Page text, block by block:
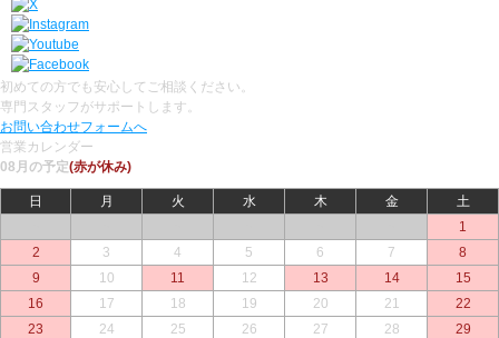
初めての方でも安心してご相談ください。
専門スタッフがサポートします。
お問い合わせフォームへ
営業カレンダー
08月の予定(赤が休み)
日 月 火 水 木 金
土
1
2
3 4 5 6 7
8
9
10 11 12 13 14
15
16
17 18 19 20 21
22
23
24 25 26 27 28
29